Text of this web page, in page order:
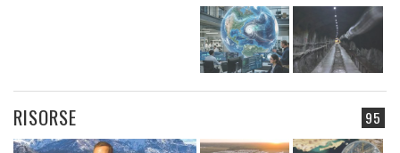
95
RISORSE